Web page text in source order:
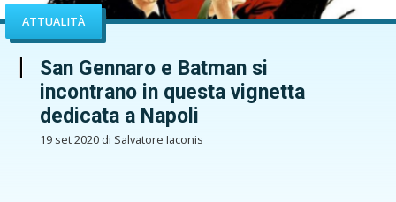
ATTUALITÀ
San Gennaro e Batman si
incontrano in questa vignetta
dedicata a Napoli
19 set 2020 di Salvatore Iaconis